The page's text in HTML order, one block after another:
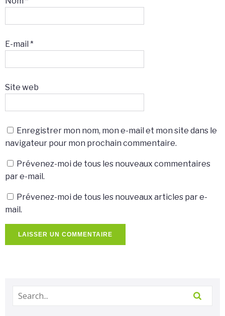
E-mail *
Site web
Enregistrer mon nom, mon e-mail et mon site dans le
navigateur pour mon prochain commentaire.
Prévenez-moi de tous les nouveaux commentaires
par e-mail.
Prévenez-moi de tous les nouveaux articles par e-
mail.